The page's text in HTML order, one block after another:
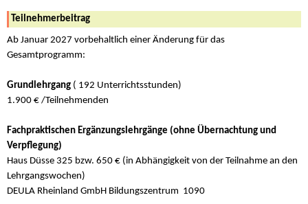
Teilnehmerbeitrag
Ab Januar 2027 vorbehaltlich einer Änderung für das
Gesamtprogramm:
Grundlehrgang ( 192 Unterrichtsstunden)
1.900 € /Teilnehmenden
Fachpraktischen Ergänzungslehrgänge (ohne Übernachtung und
Verpflegung)
Haus Düsse 325 bzw. 650 € (in Abhängigkeit von der Teilnahme an den
Lehrgangswochen)
DEULA Rheinland GmbH Bildungszentrum 1090